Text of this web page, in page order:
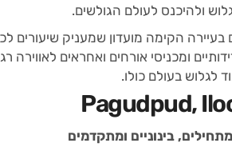
ולהיכנס לעולם הגולשים.
בעיירה הקימה מועדון שמעניק שיעורים
ומכניסי אורחים ואחראים
בעולם כולו.
Pagudpud,
בינוניים ומתקדמים